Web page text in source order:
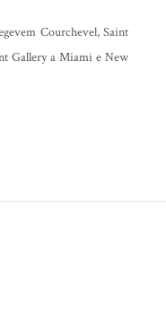
Courchevel, Saint
Gallery a Miami e New